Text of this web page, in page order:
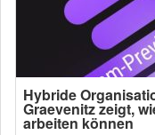
Hybride
Graevenitz zeigt,
arbeiten können